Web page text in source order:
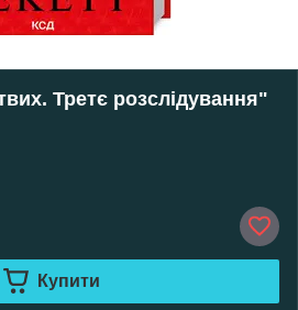
Третє розслідування"
Купити